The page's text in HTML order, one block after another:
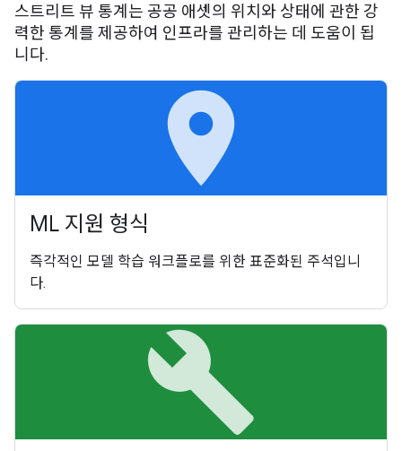
스트리트 뷰 통계는 공공 애셋의 위치와 상태에 관한 강
력한 통계를 제공하여 인프라를 관리하는 데 도움이 됩
니다.
place
ML 지원 형식
즉각적인 모델 학습 워크플로를 위한 표준화된 주석입니
다.
build